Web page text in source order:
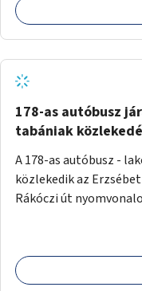
178-as autóbusz
tabániak
A 178-as autóbusz -
közlekedik az
Rákóczi út
járattal feljutni a
körzetben élők